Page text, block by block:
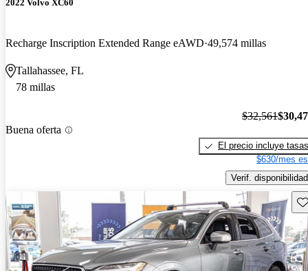
2022 Volvo XC60
Recharge Inscription Extended Range eAWD 49,574 millas
Tallahassee, FL
78 millas
Buena oferta
$32,561
El precio incluye tasas
$630/mes
Verif. disponibilidad